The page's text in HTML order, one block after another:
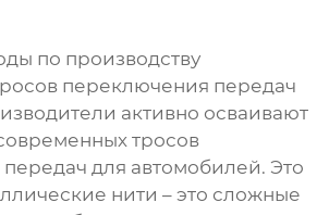
по производству
переключения передач
активно осваивают
тросов
для автомобилей. Это
нити – это сложные